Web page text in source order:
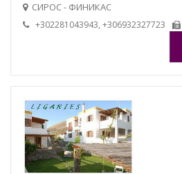
СИРОС - ФИНИКАС
+302281043943, +306932327723